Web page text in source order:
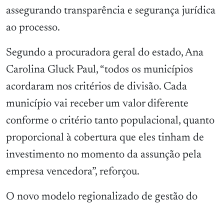
assegurando transparência e segurança jurídica
ao processo.
Segundo a procuradora geral do estado, Ana
Carolina Gluck Paul, “todos os municípios
acordaram nos critérios de divisão. Cada
município vai receber um valor diferente
conforme o critério tanto populacional, quanto
proporcional à cobertura que eles tinham de
investimento no momento da assunção pela
empresa vencedora”, reforçou.
O novo modelo regionalizado de gestão do